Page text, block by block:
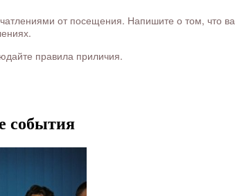
от посещения. Напишите о том, что
правила приличия.
события